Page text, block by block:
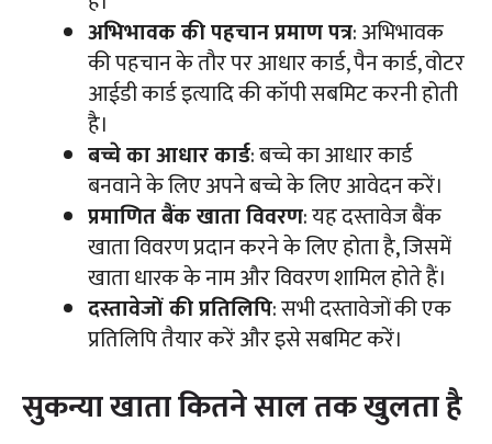
अभिभावक की पहचान प्रमाण पत्र: अभिभावक
की पहचान के तौर पर आधार कार्ड, पैन कार्ड, वोटर
आईडी कार्ड इत्यादि की कॉपी सबमिट करनी होती
है।
बच्चे का आधार कार्ड: बच्चे का आधार कार्ड
बनवाने के लिए अपने बच्चे के लिए आवेदन करें।
प्रमाणित बैंक खाता विवरण: यह दस्तावेज बैंक
खाता विवरण प्रदान करने के लिए होता है, जिसमें
खाता धारक के नाम और विवरण शामिल होते हैं।
दस्तावेजों की प्रतिलिपि: सभी दस्तावेजों की एक
प्रतिलिपि तैयार करें और इसे सबमिट करें।
सुकन्या खाता कितने साल तक खुलता है